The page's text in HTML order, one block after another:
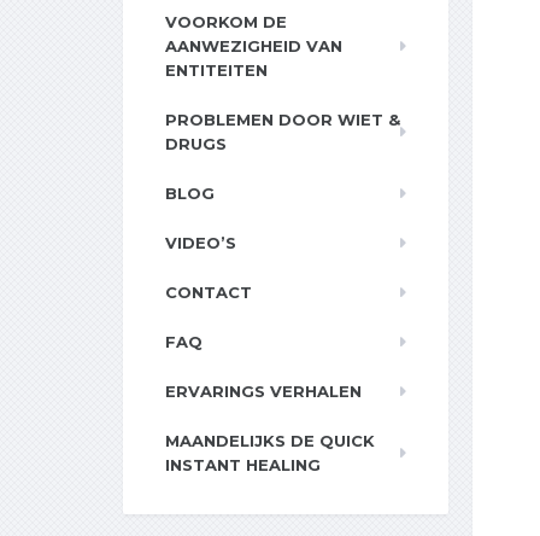
VOORKOM DE
AANWEZIGHEID VAN
ENTITEITEN
PROBLEMEN DOOR WIET &
DRUGS
BLOG
VIDEO’S
CONTACT
FAQ
ERVARINGS VERHALEN
MAANDELIJKS DE QUICK
INSTANT HEALING